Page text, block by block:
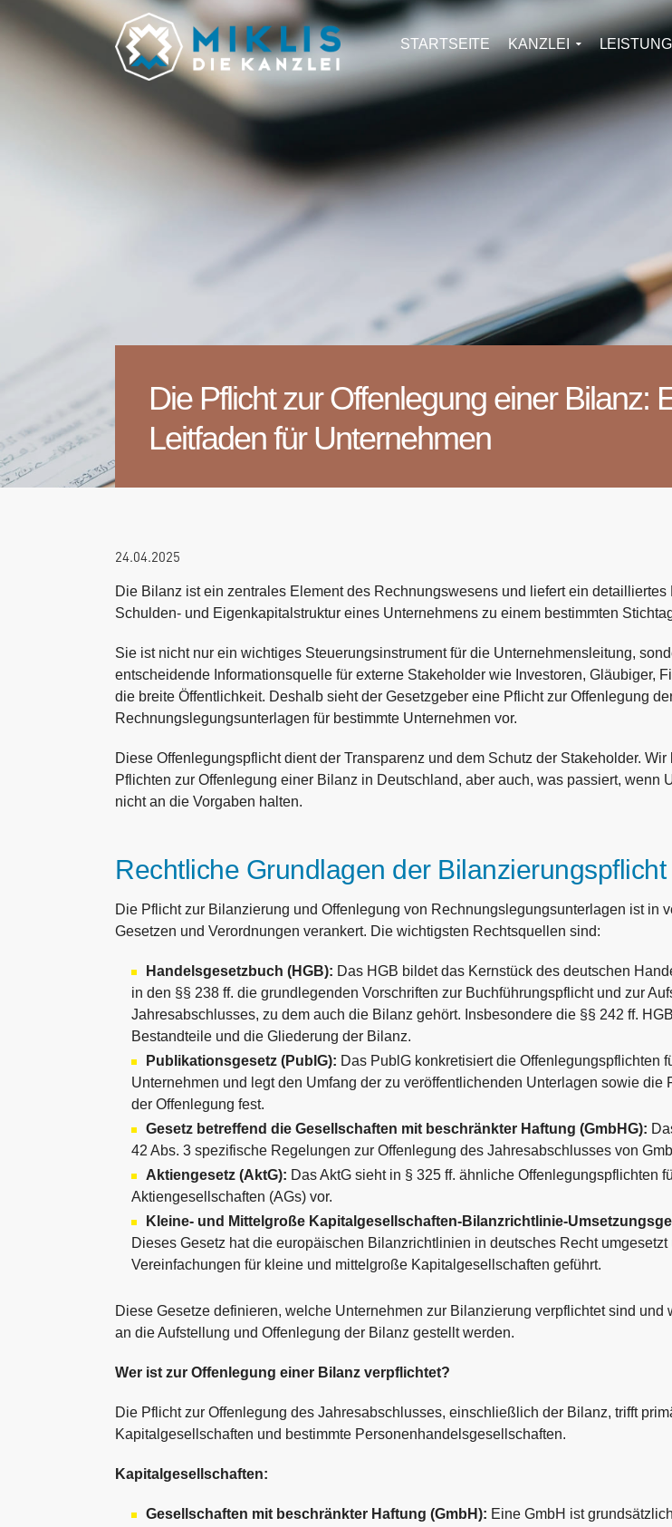
STARTSEITE KANZLEI
Die Pflicht zur Offenlegung einer Bilanz:
Leitfaden für Unternehmen
24.04.2025
Die Bilanz ist ein zentrales Element des Rechnungswesens und liefert ein detailliertes
Schulden- und Eigenkapitalstruktur eines Unternehmens zu einem bestimmten
Sie ist nicht nur ein wichtiges Steuerungsinstrument für die Unternehmensleitung,
entscheidende Informationsquelle für externe Stakeholder wie Investoren, Gläubiger,
die breite Öffentlichkeit. Deshalb sieht der Gesetzgeber eine Pflicht zur Offenlegung
Rechnungslegungsunterlagen für bestimmte Unternehmen vor.
Diese Offenlegungspflicht dient der Transparenz und dem Schutz der Stakeholder.
Pflichten zur Offenlegung einer Bilanz in Deutschland, aber auch, was passiert, wenn
nicht an die Vorgaben halten.
Rechtliche Grundlagen der Bilanzierungspflicht
Die Pflicht zur Bilanzierung und Offenlegung von Rechnungslegungsunterlagen ist in
Gesetzen und Verordnungen verankert. Die wichtigsten Rechtsquellen sind:
Handelsgesetzbuch (HGB): Das HGB bildet das Kernstück des deutschen
in den §§ 238 ff. die grundlegenden Vorschriften zur Buchführungspflicht und zur
Jahresabschlusses, zu dem auch die Bilanz gehört. Insbesondere die §§ 242 ff.
Bestandteile und die Gliederung der Bilanz.
Publikationsgesetz (PublG): Das PublG konkretisiert die Offenlegungspflichten
Unternehmen und legt den Umfang der zu veröffentlichenden Unterlagen sowie die
der Offenlegung fest.
Gesetz betreffend die Gesellschaften mit beschränkter Haftung (GmbHG):
42 Abs. 3 spezifische Regelungen zur Offenlegung des Jahresabschlusses von
Aktiengesetz (AktG): Das AktG sieht in § 325 ff. ähnliche Offenlegungspflichten
Aktiengesellschaften (AGs) vor.
Kleine- und Mittelgroße Kapitalgesellschaften-Bilanzrichtlinie-
Dieses Gesetz hat die europäischen Bilanzrichtlinien in deutsches Recht umgesetzt
Vereinfachungen für kleine und mittelgroße Kapitalgesellschaften geführt.
Diese Gesetze definieren, welche Unternehmen zur Bilanzierung verpflichtet sind und
an die Aufstellung und Offenlegung der Bilanz gestellt werden.
Wer ist zur Offenlegung einer Bilanz verpflichtet?
Die Pflicht zur Offenlegung des Jahresabschlusses, einschließlich der Bilanz, trifft
Kapitalgesellschaften und bestimmte Personenhandelsgesellschaften.
Kapitalgesellschaften:
Gesellschaften mit beschränkter Haftung (GmbH): Eine GmbH ist